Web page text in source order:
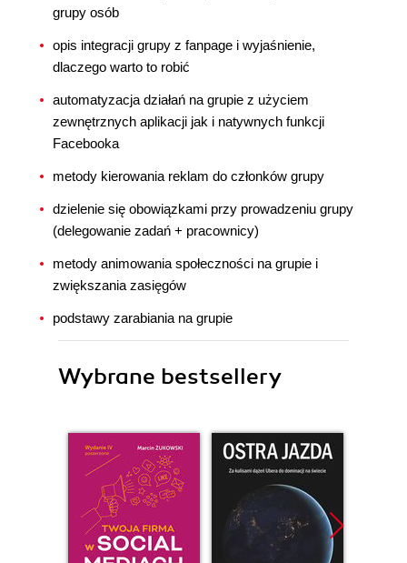
grupy osób
opis integracji grupy z fanpage i wyjaśnienie,
dlaczego warto to robić
automatyzacja działań na grupie z użyciem
zewnętrznych aplikacji jak i natywnych funkcji
Facebooka
metody kierowania reklam do członków grupy
dzielenie się obowiązkami przy prowadzeniu grupy
(delegowanie zadań + pracownicy)
metody animowania społeczności na grupie i
zwiększania zasięgów
podstawy zarabiania na grupie
Wybrane bestsellery